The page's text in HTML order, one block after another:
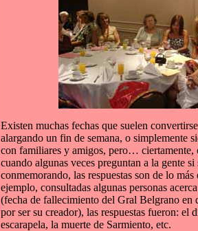
Existen muchas fechas que suelen
alargando un fin de semana, o simplemente
con familiares y amigos, pero… ciertamente,
cuando algunas veces preguntan a la gente si
conmemorando, las respuestas son de lo
ejemplo, consultadas algunas personas
(fecha de fallecimiento del Gral Belgrano en
por ser su creador), las respuestas fueron: el
escarapela, la muerte de Sarmiento, etc.